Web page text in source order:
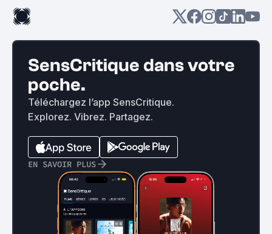
SensCritique dans votre
poche.
Téléchargez l’app SensCritique.
Explorez. Vibrez. Partagez.
EN SAVOIR PLUS